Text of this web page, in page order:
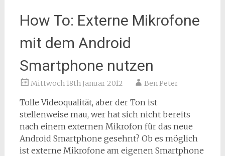
How To: Externe Mikrofone
mit dem Android
Smartphone nutzen
Mittwoch 18th Januar 2012 Ben Peter
Tolle Videoqualität, aber der Ton ist
stellenweise mau, wer hat sich nicht bereits
nach einem externen Mikrofon für das neue
Android Smartphone gesehnt? Ob es möglich
ist externe Mikrofone am eigenen Smartphone